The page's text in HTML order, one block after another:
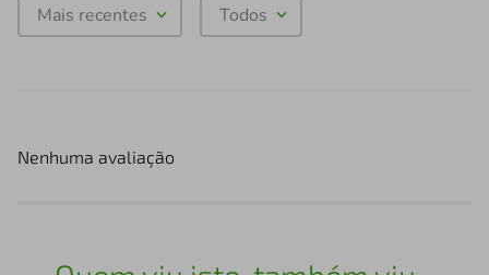
Mais recentes Todos
Nenhuma avaliação